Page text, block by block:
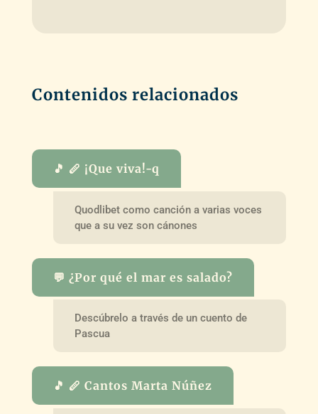
Contenidos relacionados
🎵 🪈 ¡Que viva!-q
Quodlibet como canción a varias voces
que a su vez son cánones
💬 ¿Por qué el mar es salado?
Descúbrelo a través de un cuento de
Pascua
🎵 🪈 Cantos Marta Núñez